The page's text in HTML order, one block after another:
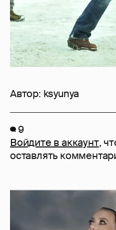
Автор: ksyunya
9
Войдите в аккаунт,
оставлять